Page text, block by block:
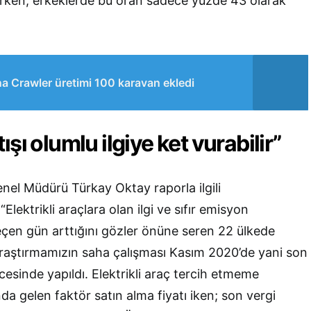
Crawler üretimi 100 karavan ekledi
olumlu ilgiye ket vurabilir”
Müdürü Türkay Oktay raporla ilgili
araçlara olan ilgi ve sıfır emisyon
gün arttığını gözler önüne seren 22 ülkede
saha çalışması Kasım 2020’de yani son
yapıldı. Elektrikli araç tercih etmeme
gelen faktör satın alma fiyatı iken; son vergi